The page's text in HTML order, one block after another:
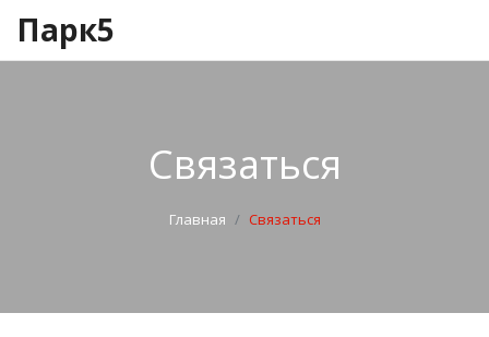
Парк5
Связаться
Главная Связаться